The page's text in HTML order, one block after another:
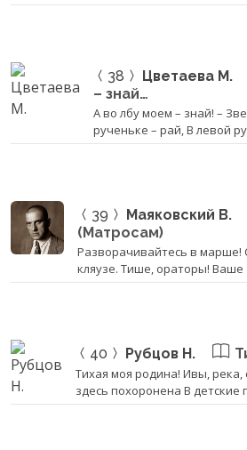
38 Цветаева М.
– знай…
А во лбу моем – знай! –
рученьке – рай, В левой
39 Маяковский В.
(Матросам)
Разворачивайтесь в марше!
кляузе. Тише, ораторы! Ваше
40 Рубцов Н.
Тихая моя родина! Ивы,
здесь похоронена В детские